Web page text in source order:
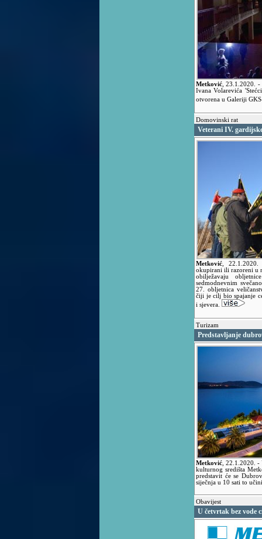
Metković ,23.1.2020. -
Ivana Volarevića
otvorena u Galeriji
Domovinski rat
Veterani IV.
Metković
okupirani ili razoreni u
obilježavaju
sedmodnevnim
27. obljetnica
čiji je cilj bio spajanje
i sjevera.
Turizam
Predstavljanje
Metković 22.1.2020. -
kulturnog središta
predstavit će se
siječnja u 10 sati to
Obavijest
U četvrtak bez vode